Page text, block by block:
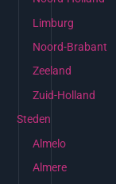
Limburg
Noord-Brabant
Zeeland
Zuid-Holland
Steden
Almelo
Almere